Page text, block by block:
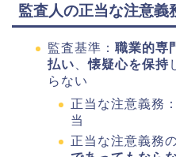
監査人の正当な注意義
監査基準： 職業的専
払い 、懐疑心を保持
らない
正当な注意義務
当
正当な注意義務